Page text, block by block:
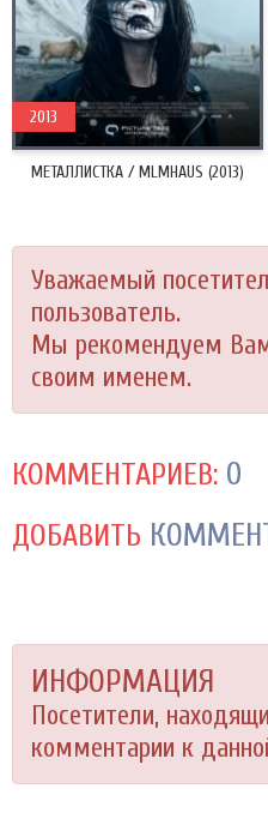
МЕТАЛЛИСТКА / MLMHAUS (2013)
2013
Уважаемый
пользователь.
Мы рекомендуем
своим именем.
КОММЕНТАРИЕВ: 0
ДОБАВИТЬ
ИНФОРМАЦИЯ
Посетители,
комментарии к